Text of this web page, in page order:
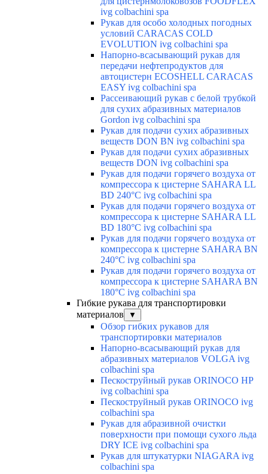
ivg colbachini spa
Рукав для особо холодных погодных
условий CARACAS COLD
EVOLUTION ivg colbachini spa
Напорно-всасывающий рукав для
передачи нефтепродуктов для
автоцистерн ECOSHELL CARACAS
EASY ivg colbachini spa
Рассеивающий рукав с белой трубкой
для сухих абразивных материалов
Gordon ivg colbachini spa
Рукав для подачи сухих абразивных
веществ DON BN ivg colbachini spa
Рукав для подачи сухих абразивных
веществ DON ivg colbachini spa
Рукав для подачи горячего воздуха от
компрессора к цистерне SAHARA LL
BD 240°C ivg colbachini spa
Рукав для подачи горячего воздуха от
компрессора к цистерне SAHARA LL
BD 180°C ivg colbachini spa
Рукав для подачи горячего воздуха от
компрессора к цистерне SAHARA BN
240°C ivg colbachini spa
Рукав для подачи горячего воздуха от
компрессора к цистерне SAHARA BN
180°C ivg colbachini spa
Гибкие рукава для транспортировки
материалов
▼
Обзор гибких рукавов для
транспортировки материалов
Напорно-всасывающий рукав для
абразивных материалов VOLGA ivg
colbachini spa
Пескоструйный рукав ORINOCO HP
ivg colbachini spa
Пескоструйный рукав ORINOCO ivg
colbachini spa
Рукав для абразивной очистки
поверхности при помощи сухого льда
DRY ICE ivg colbachini spa
Рукав для штукатурки NIAGARA ivg
colbachini spa